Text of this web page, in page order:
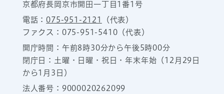
京都府長岡京市開田一丁目1番1号
電話：075-951-2121
（代表）
ファクス：075-951-5410（代表）
開庁時間：午前8時30分から午後5時00分
閉庁日：土曜・日曜・祝日・年末年始（12月29日
から1月3日）
法人番号：9000020262099